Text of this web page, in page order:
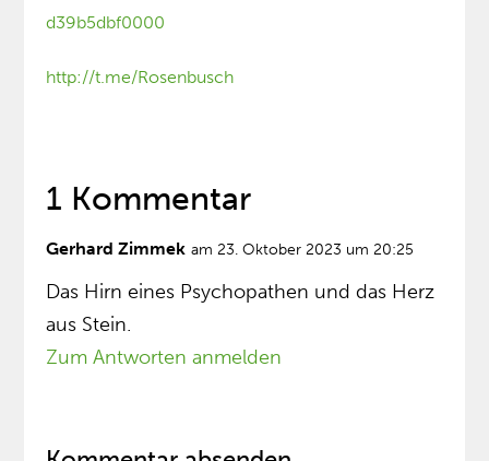
d39b5dbf0000
http://t.me/Rosenbusch
1 Kommentar
Gerhard Zimmek am 23. Oktober 2023 um 20:25
Das Hirn eines Psychopathen und das Herz
aus Stein.
Zum Antworten anmelden